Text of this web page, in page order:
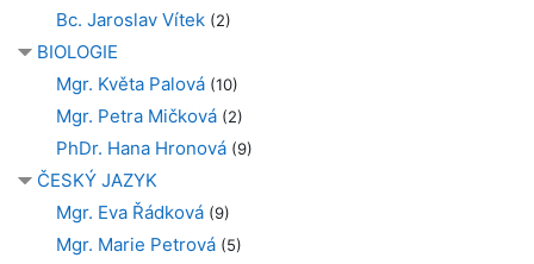
Bc. Jaroslav Vítek (2)
BIOLOGIE
Mgr. Květa Palová (10)
Mgr. Petra Mičková (2)
PhDr. Hana Hronová (9)
ČESKÝ JAZYK
Mgr. Eva Řádková (9)
Mgr. Marie Petrová (5)